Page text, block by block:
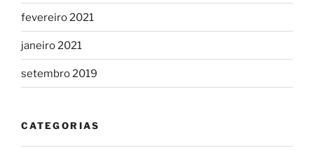
fevereiro 2021
janeiro 2021
setembro 2019
CATEGORIAS